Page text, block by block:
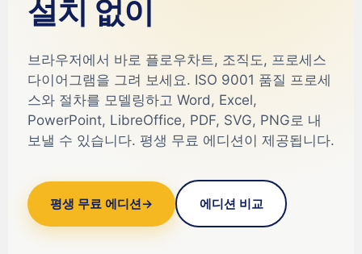
설치 없이
브라우저에서 바로 플로우차트, 조직도, 프로세스
다이어그램을 그려 보세요. ISO 9001 품질 프로세
스와 절차를 모델링하고 Word, Excel,
PowerPoint, LibreOffice, PDF, SVG, PNG로 내
보낼 수 있습니다. 평생 무료 에디션이 제공됩니다.
평생 무료 에디션→ 에디션 비교